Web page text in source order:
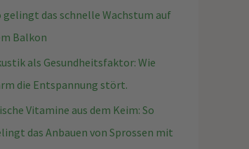
gelingt das schnelle Wachstum auf
Balkon
als Gesundheitsfaktor: Wie
die Entspannung stört.
Vitamine aus dem Keim: So
das Anbauen von Sprossen mit